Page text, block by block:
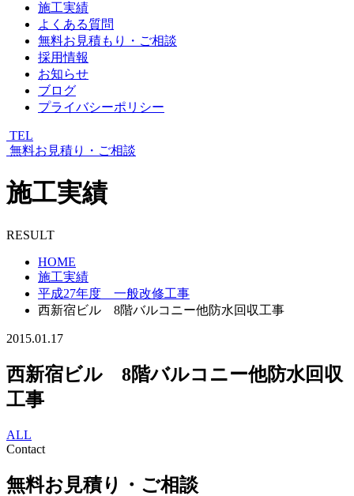
施工実績
よくある質問
無料お見積もり・ご相談
採用情報
お知らせ
ブログ
プライバシーポリシー
TEL
無料お見積り・ご相談
施工実績
RESULT
HOME
施工実績
平成27年度 一般改修工事
西新宿ビル 8階バルコニー他防水回収工事
2015.01.17
西新宿ビル 8階バルコニー他防水回収
工事
ALL
Contact
無料お見積り・ご相談